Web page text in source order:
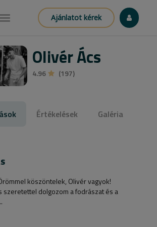
Ajánlatot kérek
Olivér Ács
4.96 (197)
Értékelések Galéria
köszöntelek, Olivér vagyok!
szeretettel dolgozom a fodrászat és a